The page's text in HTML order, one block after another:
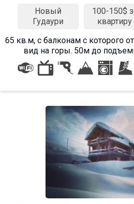
Новый
Гудаури
100-150$
квартиру
65 кв.м, с балконам с которого
вид на горы. 50м до
Календарь событий
Гудаури
ПРОЖИВАНИЕ
Квартиры
Коттеджи
Отели
Горячие
Долгосрочная аренда